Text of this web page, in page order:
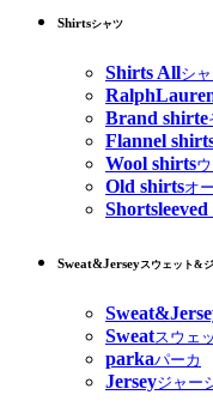
Shirtsシャツ
Shirts Allシ
Brand shirte
Flannel
Wool shirts
Old shirtsオ
Sweat&Jerseyスウェット&
Sweatスウェ
parkaパーカ
Jerseyジャー